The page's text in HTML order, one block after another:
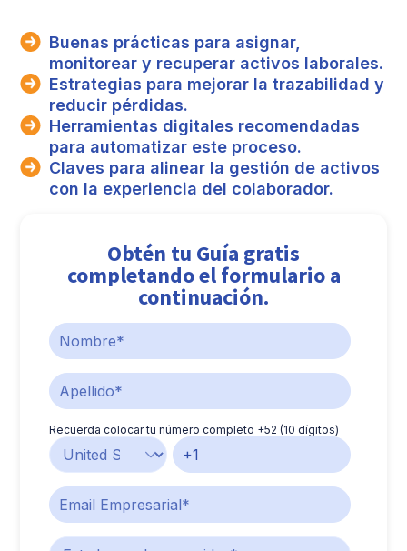
Buenas prácticas para asignar,
monitorear y recuperar activos laborales.
Estrategias para mejorar la trazabilidad y
reducir pérdidas.
Herramientas digitales recomendadas
para automatizar este proceso.
Claves para alinear la gestión de activos
con la experiencia del colaborador.
Obtén tu Guía gratis
completando el formulario a
continuación.
Recuerda colocar tu número completo +52 (10 dígitos)